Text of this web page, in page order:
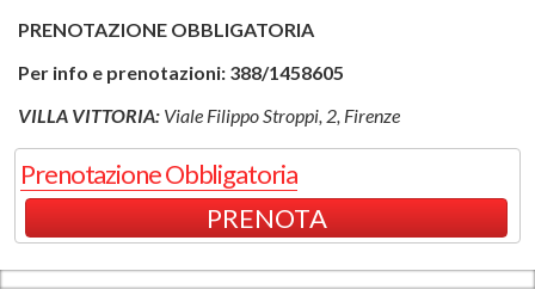
PRENOTAZIONE OBBLIGATORIA
Per info e prenotazioni: 388/1458605
VILLA VITTORIA: Viale Filippo Stroppi, 2, Firenze
Prenotazione Obbligatoria
PRENOTA